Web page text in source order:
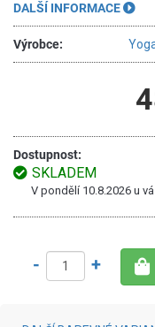
DALŠÍ INFORMACE
Výrobce:
Dostupnost:
SKLADEM
V pondělí 10.8.2026 u
- +